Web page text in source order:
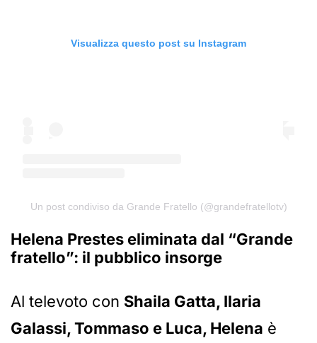
Visualizza questo post su Instagram
Un post condiviso da Grande Fratello (@grandefratellotv)
Helena Prestes eliminata dal “Grande
fratello”: il pubblico insorge
Al televoto con Shaila Gatta, Ilaria
Galassi, Tommaso e Luca, Helena è